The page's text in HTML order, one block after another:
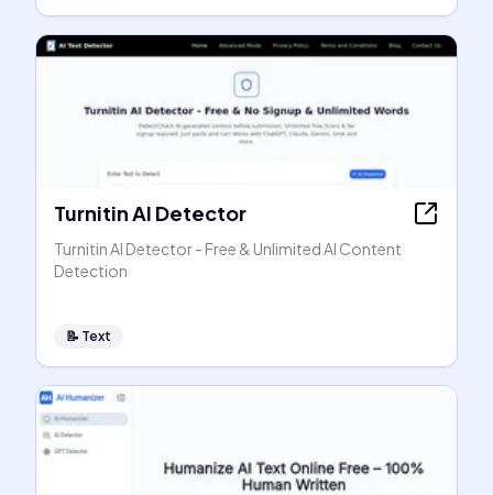
Turnitin AI Detector
Turnitin AI Detector - Free & Unlimited AI Content
Detection
📝 Text